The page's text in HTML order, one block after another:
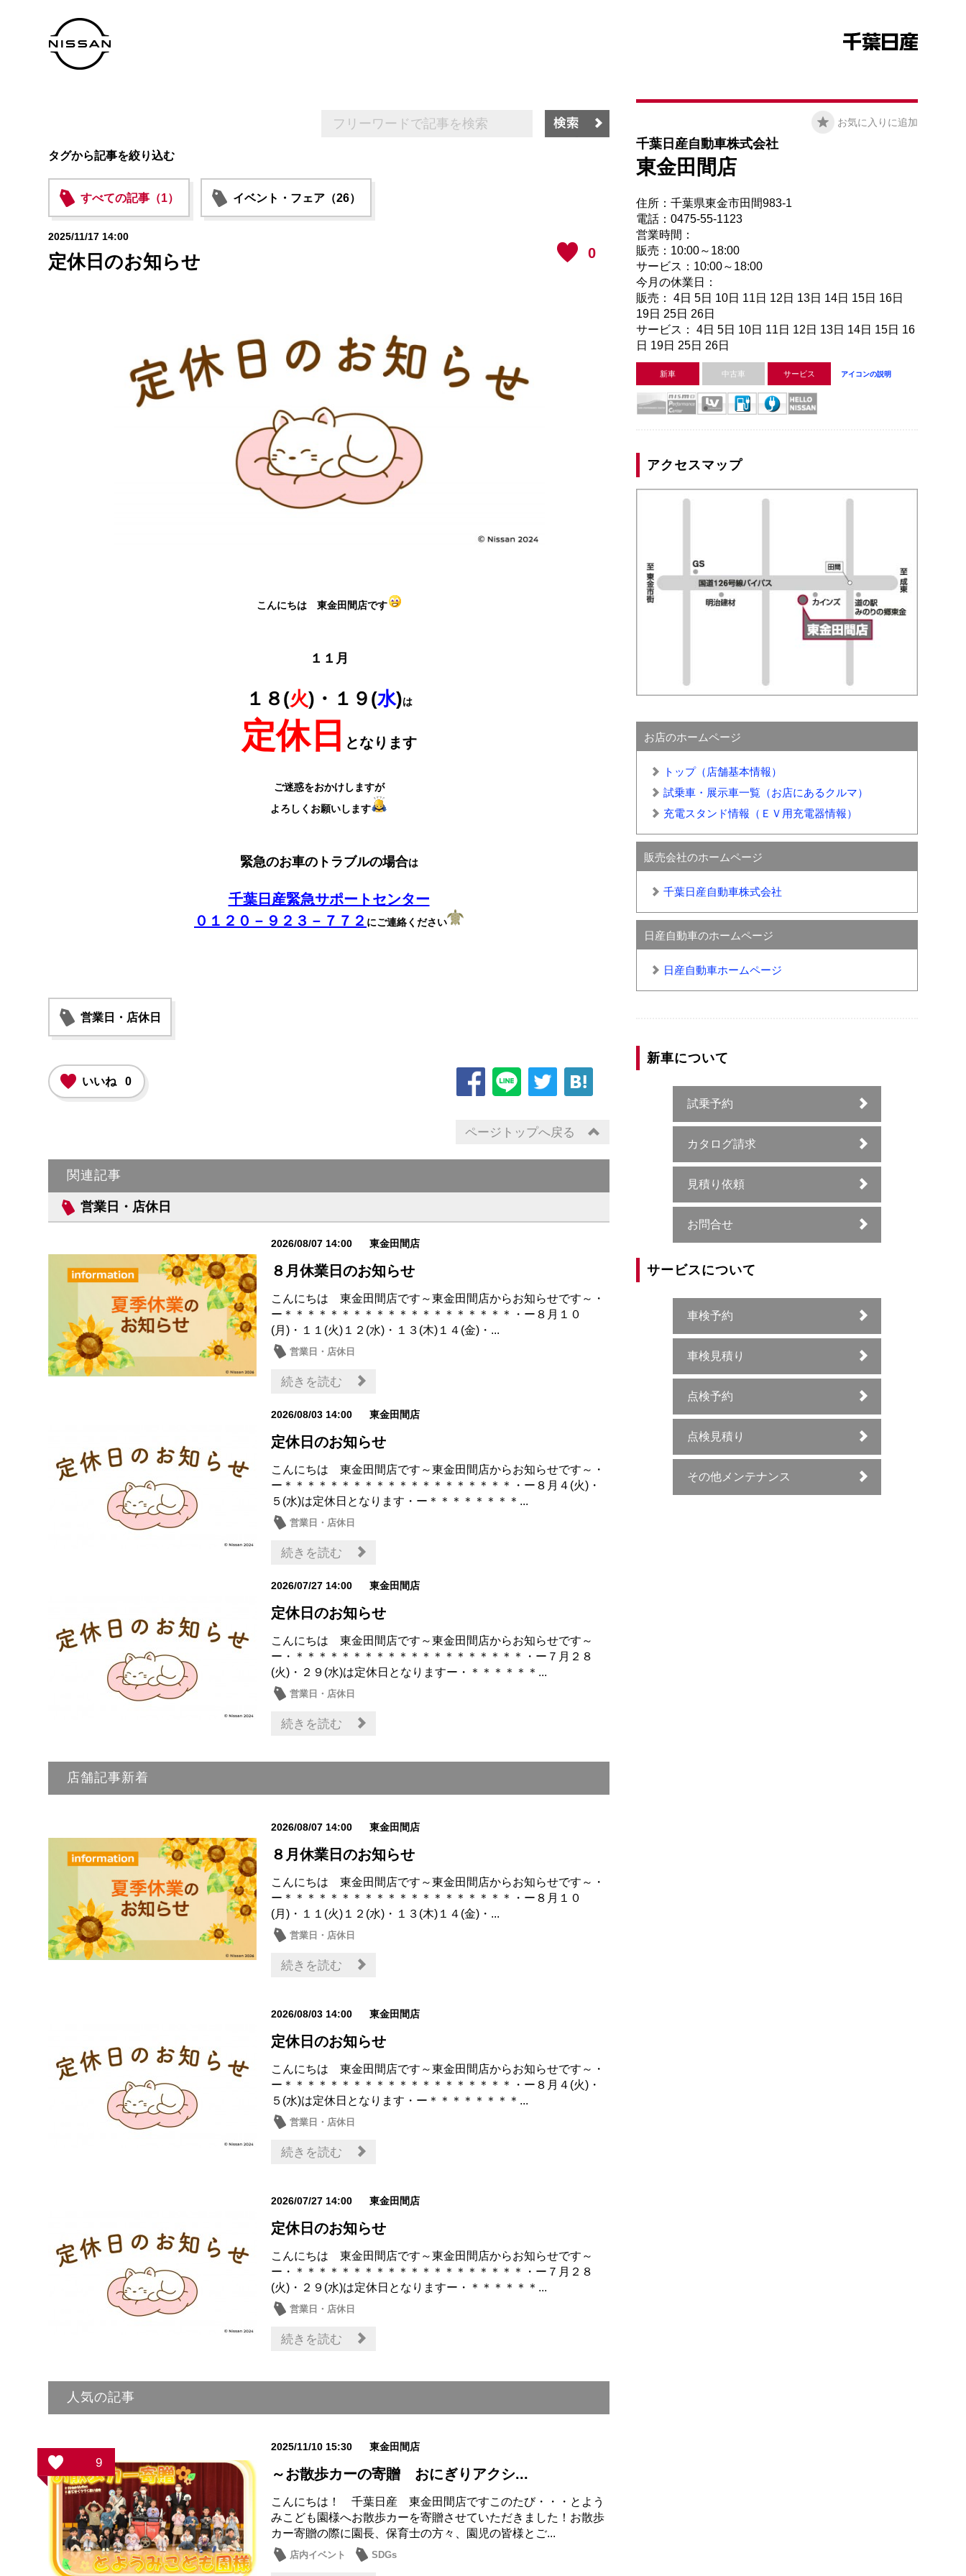
タグから記事を絞り込む
すべての記事（1） イベント・フェア（26）
0
2025/11/17 14:00
定休日のお知らせ
こんにちは 東金田間店です
１１月
１８(火)・１９(水)は
定休日 となります
ご迷惑をおかけしますが
よろしくお願いします
緊急のお車のトラブルの場合は
千葉日産緊急サポートセンター
０１２０－９２３－７７２ にご連絡ください
営業日・店休日
いいね 0
ページトップへ戻る
関連記事
営業日・店休日
2026/08/07 14:00 東金田間店
８月休業日のお知らせ
こんにちは 東金田間店です～東金田間店からお知らせです～・
ー＊＊＊＊＊＊＊＊＊＊＊＊＊＊＊＊＊＊＊＊・ー８月１０
(月)・１１(火)１２(水)・１３(木)１４(金)・...
営業日・店休日
続きを読む
2026/08/03 14:00 東金田間店
定休日のお知らせ
こんにちは 東金田間店です～東金田間店からお知らせです～・
ー＊＊＊＊＊＊＊＊＊＊＊＊＊＊＊＊＊＊＊＊・ー８月４(火)・
５(水)は定休日となります・ー＊＊＊＊＊＊＊＊...
営業日・店休日
続きを読む
2026/07/27 14:00 東金田間店
定休日のお知らせ
こんにちは 東金田間店です～東金田間店からお知らせです～
ー・＊＊＊＊＊＊＊＊＊＊＊＊＊＊＊＊＊＊＊＊・ー７月２８
(火)・２９(水)は定休日となりますー・＊＊＊＊＊＊...
営業日・店休日
続きを読む
店舗記事新着
2026/08/07 14:00 東金田間店
８月休業日のお知らせ
こんにちは 東金田間店です～東金田間店からお知らせです～・
ー＊＊＊＊＊＊＊＊＊＊＊＊＊＊＊＊＊＊＊＊・ー８月１０
(月)・１１(火)１２(水)・１３(木)１４(金)・...
営業日・店休日
続きを読む
2026/08/03 14:00 東金田間店
定休日のお知らせ
こんにちは 東金田間店です～東金田間店からお知らせです～・
ー＊＊＊＊＊＊＊＊＊＊＊＊＊＊＊＊＊＊＊＊・ー８月４(火)・
５(水)は定休日となります・ー＊＊＊＊＊＊＊＊...
営業日・店休日
続きを読む
2026/07/27 14:00 東金田間店
定休日のお知らせ
こんにちは 東金田間店です～東金田間店からお知らせです～
ー・＊＊＊＊＊＊＊＊＊＊＊＊＊＊＊＊＊＊＊＊・ー７月２８
(火)・２９(水)は定休日となりますー・＊＊＊＊＊＊...
営業日・店休日
続きを読む
人気の記事
9
2025/11/10 15:30 東金田間店
～お散歩カーの寄贈 おにぎりアクシ...
こんにちは！ 千葉日産 東金田間店ですこのたび・・・とよう
みこども園様へお散歩カーを寄贈させていただきました！お散歩
カー寄贈の際に園長、保育士の方々、園児の皆様とご...
店内イベント SDGs
お気に入りに追加
千葉日産自動車株式会社
東金田間店
住所：千葉県東金市田間983-1
電話：0475-55-1123
営業時間：
販売：10:00～18:00
サービス：10:00～18:00
今月の休業日：
販売： 4日 5日 10日 11日 12日 13日 14日 15日 16日
19日 25日 26日
サービス： 4日 5日 10日 11日 12日 13日 14日 15日 16
日 19日 25日 26日
新車 中古車 サービス アイコンの説明
アクセスマップ
お店のホームページ
トップ（店舗基本情報）
試乗車・展示車一覧（お店にあるクルマ）
充電スタンド情報（ＥＶ用充電器情報）
販売会社のホームページ
千葉日産自動車株式会社
日産自動車のホームページ
日産自動車ホームページ
新車について
試乗予約
カタログ請求
見積り依頼
お問合せ
サービスについて
車検予約
車検見積り
点検予約
点検見積り
その他メンテナンス